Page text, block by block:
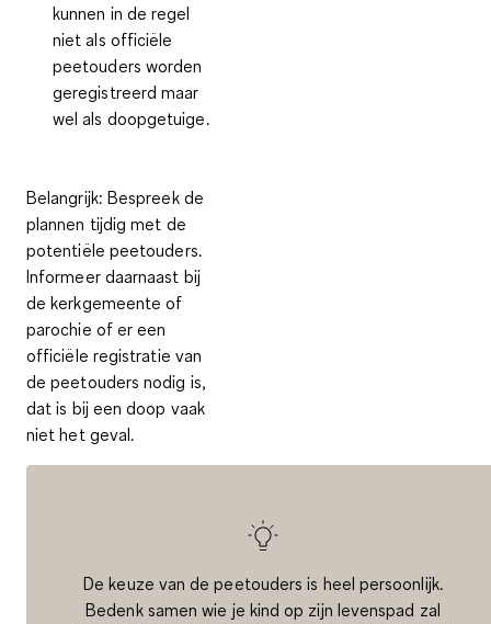
kunnen in de regel
niet als officiële
peetouders worden
geregistreerd maar
wel als doopgetuige.
Belangrijk: Bespreek de
plannen tijdig met de
potentiële peetouders.
Informeer daarnaast bij
de kerkgemeente of
parochie of er een
officiële registratie van
de peetouders nodig is,
dat is bij een doop vaak
niet het geval.
De keuze van de peetouders is heel persoonlijk.
Bedenk samen wie je kind op zijn levenspad zal